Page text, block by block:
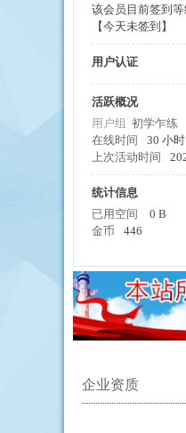
该会员目前签到等
【今天未签到 】
用户认证
活跃概况
用户组 初学乍练
在线时间
30 小时
上次活动时间
统计信息
已用空间
0 B
金币
446
企业资质